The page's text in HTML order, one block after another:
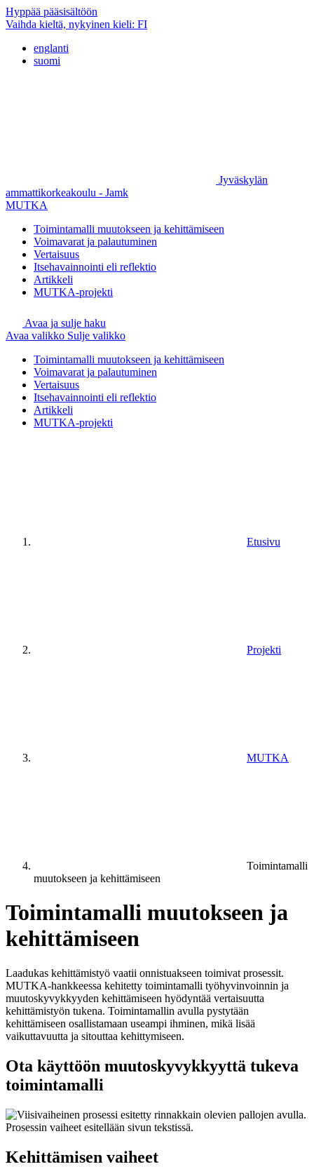
Hyppää pääsisältöön
Vaihda kieltä, nykyinen kieli: FI
englanti
suomi
Jyväskylän
ammattikorkeakoulu - Jamk
MUTKA
Toimintamalli muutokseen ja kehittämiseen
Voimavarat ja palautuminen
Vertaisuus
Itsehavainnointi eli reflektio
Artikkeli
MUTKA-projekti
Avaa ja sulje haku
Avaa valikko Sulje valikko
Toimintamalli muutokseen ja kehittämiseen
Voimavarat ja palautuminen
Vertaisuus
Itsehavainnointi eli reflektio
Artikkeli
MUTKA-projekti
Etusivu
Projekti
MUTKA
Toimintamalli
muutokseen ja kehittämiseen
Toimintamalli muutokseen ja
kehittämiseen
Laadukas kehittämistyö vaatii onnistuakseen toimivat prosessit.
MUTKA-hankkeessa kehitetty toimintamalli työhyvinvoinnin ja
muutoskyvykkyyden kehittämiseen hyödyntää vertaisuutta
kehittämistyön tukena. Toimintamallin avulla pystytään
kehittämiseen osallistamaan useampi ihminen, mikä lisää
vaikuttavuutta ja sitouttaa kehittymiseen.
Ota käyttöön muutoskyvykkyyttä tukeva
toimintamalli
Kehittämisen vaiheet